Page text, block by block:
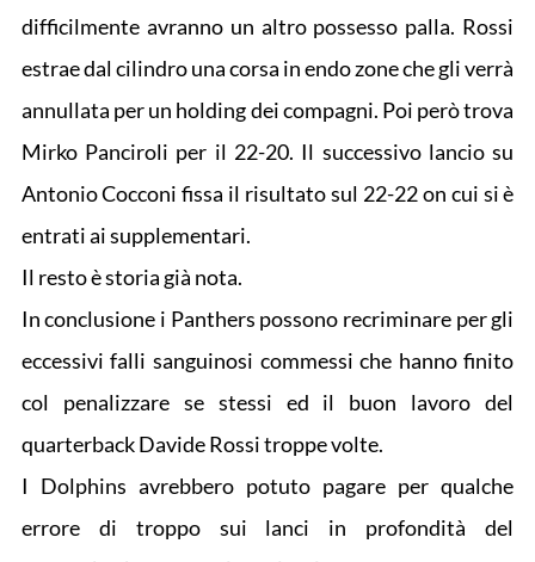
difficilmente avranno un altro possesso palla. Rossi
estrae dal cilindro una corsa in endo zone che gli verrà
annullata per un holding dei compagni. Poi però trova
Mirko Panciroli per il 22-20. Il successivo lancio su
Antonio Cocconi fissa il risultato sul 22-22 on cui si è
entrati ai supplementari.
Il resto è storia già nota.
In conclusione i Panthers possono recriminare per gli
eccessivi falli sanguinosi commessi che hanno finito
col penalizzare se stessi ed il buon lavoro del
quarterback Davide Rossi troppe volte.
I Dolphins avrebbero potuto pagare per qualche
errore di troppo sui lanci in profondità del